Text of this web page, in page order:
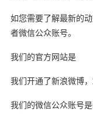
如您需要了解最新的
者微信公众账号。
我们的官方网站是
我们开通了新浪微博
我们的微信公众账号